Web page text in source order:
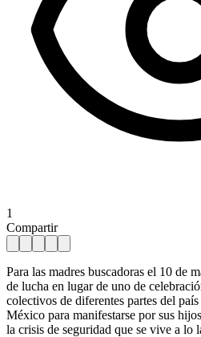
1
Compartir
Para las madres buscadoras el 10 de
de lucha en lugar de uno de
colectivos de diferentes partes del
México para manifestarse por sus
la crisis de seguridad que se vive a lo